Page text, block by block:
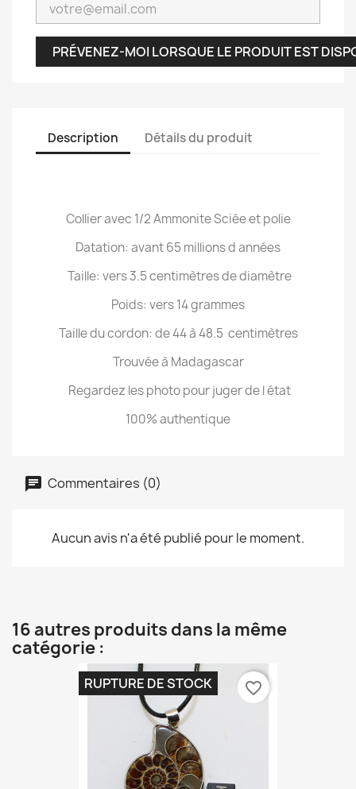
PRÉVENEZ-MOI LORSQUE LE PRODUIT EST
Description Détails du produit
Collier avec 1/2 Ammonite Sciée et polie
Datation: avant 65 millions d années
Taille: vers 3.5 centimètres de diamètre
Poids: vers 14 grammes
Taille du cordon: de 44 à 48.5 centimètres
Trouvée à Madagascar
Regardez les photo pour juger de l état
100% authentique
Commentaires (0)
Aucun avis n'a été publié pour le moment.
16 autres produits dans la même
catégorie :
RUPTURE DE STOCK favorite_border